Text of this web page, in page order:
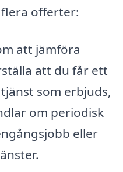
offerter:
att jämföra
att du får ett
som erbjuds,
om periodisk
eller